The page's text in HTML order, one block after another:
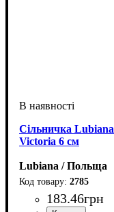
Сільничка Lubiana
Victoria 6 см
Lubiana / Польща
2785
183.46грн